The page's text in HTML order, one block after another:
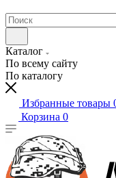
Каталог
По всему сайту
По каталогу
Избранные товары
Корзина 0